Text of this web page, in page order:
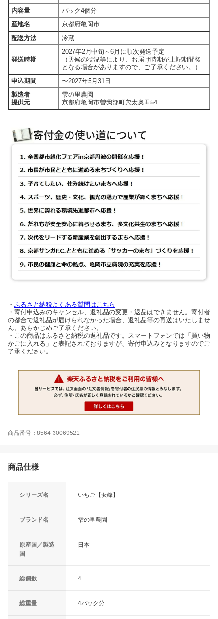
内容量
パック4個分
産地名
京都府亀岡市
配送方法
冷蔵
発送時期
2027年2月中旬～6月に順次発送予定
（天候の状況等により、お届け時期が上記期間後
となる場合がありますので、ご了承ください。）
申込期間
〜2027年5月31日
製造者
提供元
雫の里農園
京都府亀岡市曽我部町穴太奥田54
・ ふるさと納税よくある質問はこちら
・寄付申込みのキャンセル、返礼品の変更・返品はできません。寄付者
の都合で返礼品が届けられなかった場合、返礼品等の再送はいたしませ
ん。あらかじめご了承ください。
・この商品はふるさと納税の返礼品です。スマートフォンでは「買い物
かごに入れる」と表記されておりますが、寄付申込みとなりますのでご
了承ください。
商品番号：8564-30069521
商品仕様
シリーズ名 いちご【女峰】
ブランド名 雫の里農園
原産国／製造
国
日本
総個数 4
総重量 4パック分